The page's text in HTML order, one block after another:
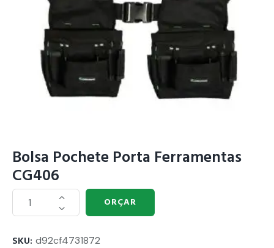
Bolsa Pochete Porta Ferramentas
CG406
ORÇAR
SKU: d92cf4731872